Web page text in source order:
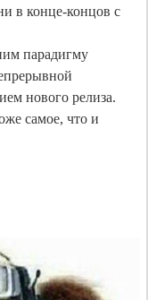
в конце-​концов с
парадигму
нового релиза.
самое, что и